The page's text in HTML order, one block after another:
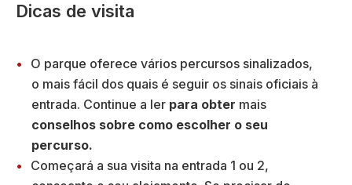
Dicas de visita
O parque oferece vários percursos sinalizados,
o mais fácil dos quais é seguir os sinais oficiais à
entrada. Continue a ler para obter mais
conselhos sobre como escolher o seu
percurso.
Começará a sua visita na entrada 1 ou 2,